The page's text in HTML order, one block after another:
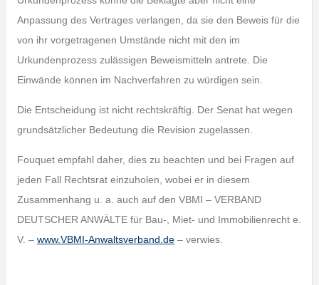
Anpassung des Vertrages verlangen, da sie den Beweis für die
von ihr vorgetragenen Umstände nicht mit den im
Urkundenprozess zulässigen Beweismitteln antrete. Die
Einwände können im Nachverfahren zu würdigen sein.
Die Entscheidung ist nicht rechtskräftig. Der Senat hat wegen
grundsätzlicher Bedeutung die Revision zugelassen.
Fouquet empfahl daher, dies zu beachten und bei Fragen auf
jeden Fall Rechtsrat einzuholen, wobei er in diesem
Zusammenhang u. a. auch auf den VBMI – VERBAND
DEUTSCHER ANWÄLTE für Bau-, Miet- und Immobilienrecht e.
V. – www.VBMI-Anwaltsverband.de– verwies.